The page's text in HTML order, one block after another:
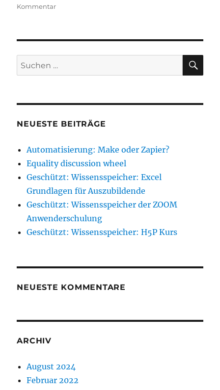
Kommentarzu
vs.
simple
past
progressive
Suche
nach:
NEUESTE BEITRÄGE
Automatisierung: Make oder Zapier?
Equality discussion wheel
Geschützt: Wissensspeicher: Excel
Grundlagen für Auszubildende
Geschützt: Wissensspeicher der ZOOM
Anwenderschulung
Geschützt: Wissensspeicher: H5P Kurs
NEUESTE KOMMENTARE
ARCHIV
August 2024
Februar 2022